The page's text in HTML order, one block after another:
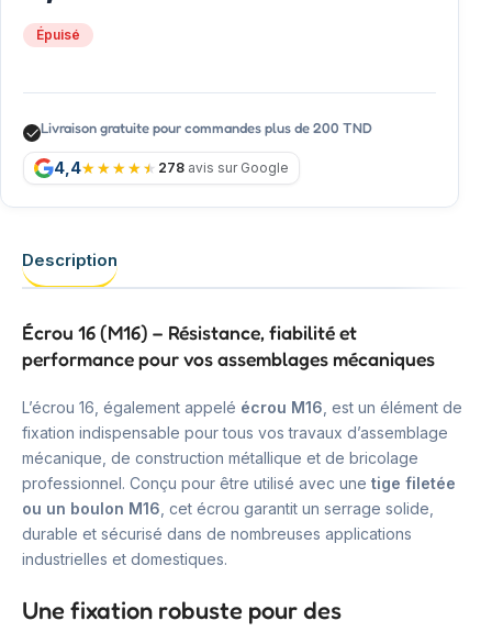
Épuisé
Livraison gratuite pour commandes plus de 200 TND
4,4 278 avis sur Google
Description
Écrou 16 (M16) – Résistance, fiabilité et
performance pour vos assemblages mécaniques
L’écrou 16, également appelé écrou M16 , est un élément de
fixation indispensable pour tous vos travaux d’assemblage
mécanique, de construction métallique et de bricolage
professionnel. Conçu pour être utilisé avec une tige filetée
ou un boulon M16 , cet écrou garantit un serrage solide,
durable et sécurisé dans de nombreuses applications
industrielles et domestiques.
Une fixation robuste pour des